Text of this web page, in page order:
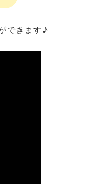
できます♪